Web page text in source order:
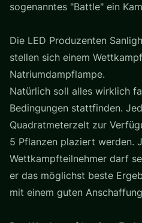
sogenanntes "Battle" ein
Die LED Produzenten
stellen sich einem
Natriumdampflampe.
Natürlich soll alles wirklich
Bedingungen stattfinden.
Quadratmeterzelt zur
5 Pflanzen plaziert werden.
Wettkampfteilnehmer darf
er das möglichst beste
mit einem guten